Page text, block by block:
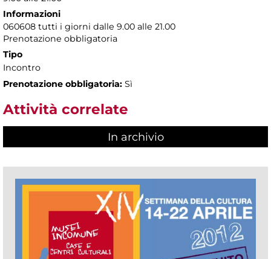
Informazioni
060608 tutti i giorni dalle 9.00 alle 21.00
Prenotazione obbligatoria
Tipo
Incontro
Prenotazione obbligatoria: Sì
Attività correlate
In archivio